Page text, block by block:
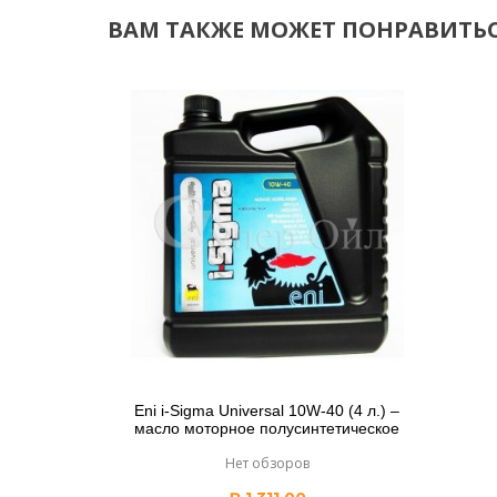
ВАМ ТАКЖЕ МОЖЕТ
Eni i-Sigma Universal 10W-40 (4 л.) –
масло моторное полусинтетическое
Нет обзоров